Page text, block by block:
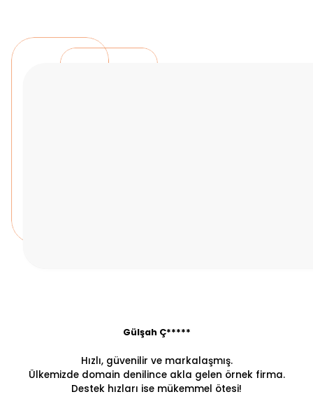
Gülşah Ç*****
Hızlı, güvenilir ve markalaşmış.
Ülkemizde domain denilince akla gelen örnek firma.
Destek hızları ise mükemmel ötesi!